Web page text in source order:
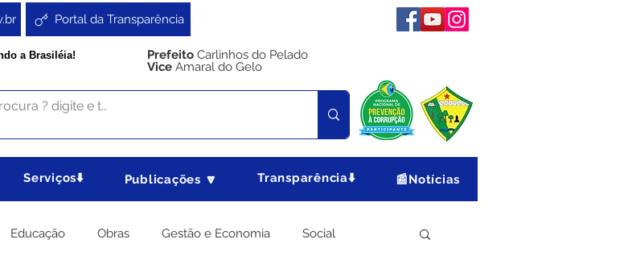
Portal da Transparência
a Brasiléia! Prefeito Carlinhos do Pelado
Vice Amaral do Gelo
Serviços⬇️ Publicações 🔽 Transparência⬇️ 📰Notícias
Educação Obras Gestão e Economia Social